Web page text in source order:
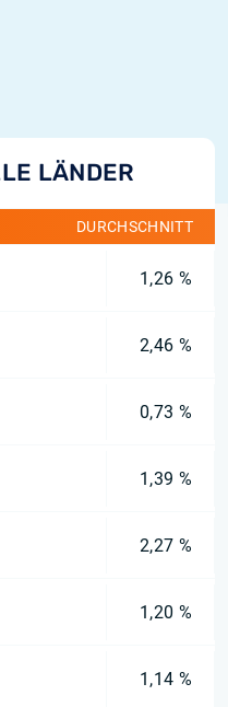
LÄNDER
DURCHSCHNITT
1,26 %
2,46 %
0,73 %
1,39 %
2,27 %
1,20 %
1,14 %